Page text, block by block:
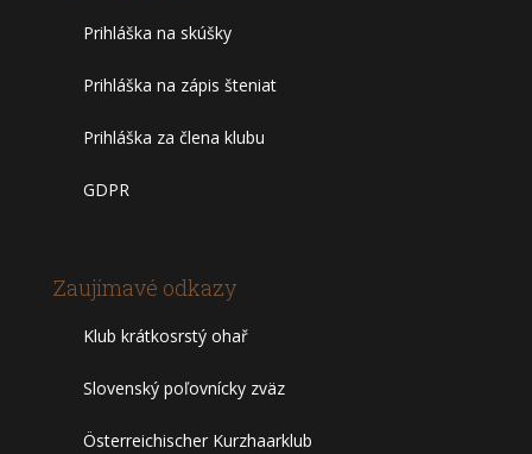
Prihláška na skúšky
Prihláška na zápis šteniat
Prihláška za člena klubu
GDPR
Zaujímavé odkazy
Klub krátkosrstý ohař
Slovenský poľovnícky zväz
Österreichischer Kurzhaarklub